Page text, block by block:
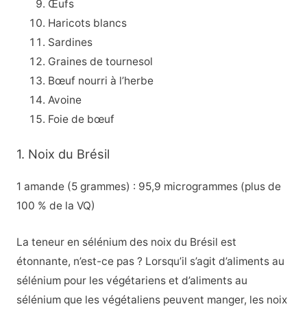
Œufs
Haricots blancs
Sardines
Graines de tournesol
Bœuf nourri à l’herbe
Avoine
Foie de bœuf
1. Noix du Brésil
1 amande (5 grammes) : 95,9 microgrammes (plus de
100 % de la VQ)
La teneur en sélénium des noix du Brésil est
étonnante, n’est-ce pas ? Lorsqu’il s’agit d’aliments au
sélénium pour les végétariens et d’aliments au
sélénium que les végétaliens peuvent manger, les noix